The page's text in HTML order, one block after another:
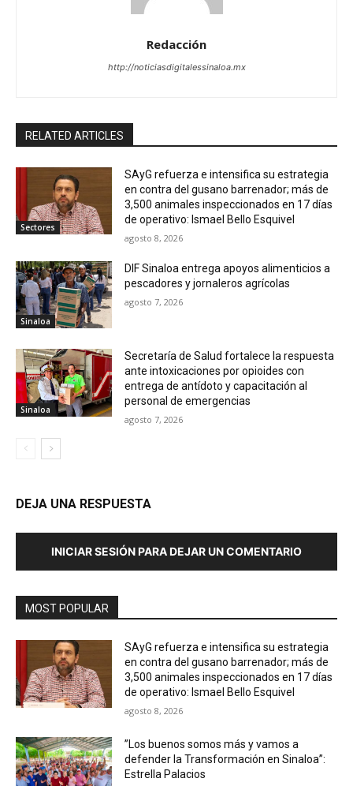
Redacción
http://noticiasdigitalessinaloa.mx
RELATED ARTICLES
Sectores
SAyG refuerza e intensifica su estrategia
en contra del gusano barrenador; más de
3,500 animales inspeccionados en 17 días
de operativo: Ismael Bello Esquivel
agosto 8, 2026
Sinaloa
DIF Sinaloa entrega apoyos alimenticios a
pescadores y jornaleros agrícolas
agosto 7, 2026
Sinaloa
Secretaría de Salud fortalece la respuesta
ante intoxicaciones por opioides con
entrega de antídoto y capacitación al
personal de emergencias
agosto 7, 2026
DEJA UNA RESPUESTA
INICIAR SESIÓN PARA DEJAR UN COMENTARIO
MOST POPULAR
SAyG refuerza e intensifica su estrategia
en contra del gusano barrenador; más de
3,500 animales inspeccionados en 17 días
de operativo: Ismael Bello Esquivel
agosto 8, 2026
”Los buenos somos más y vamos a
defender la Transformación en Sinaloa”:
Estrella Palacios